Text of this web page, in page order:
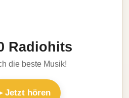
Radiohits
die beste Musik!
Jetzt hören